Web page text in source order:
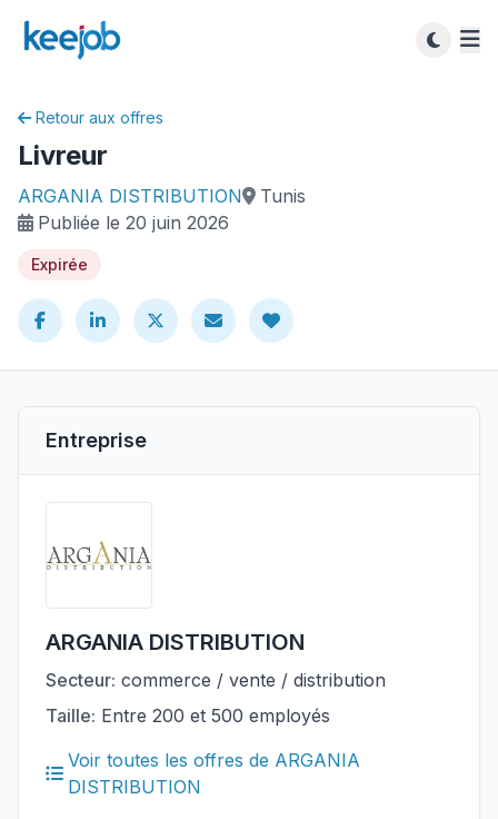
Retour aux offres
Livreur
ARGANIA DISTRIBUTION
Tunis
Publiée le 20 juin 2026
Expirée
Entreprise
ARGANIA DISTRIBUTION
Secteur: commerce / vente / distribution
Taille: Entre 200 et 500 employés
Voir toutes les offres de ARGANIA
DISTRIBUTION